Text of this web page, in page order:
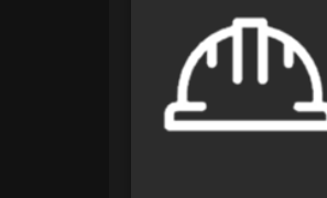
Maestro organiza
registros de exames
e treinamentos,
automatiza alertas e
disponibiliza